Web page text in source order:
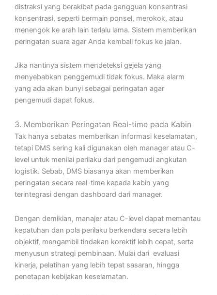
distraksi yang berakibat pada gangguan konsentrasi
konsentrasi, seperti bermain ponsel, merokok, atau
menengok ke arah lain terlalu lama. Sistem memberikan
peringatan suara agar Anda kembali fokus ke jalan.
Jika nantinya sistem mendeteksi gejela yang
menyebabkan penggemudi tidak fokus. Maka alarm
yang ada akan bunyi sebagai peringatan agar
pengemudi dapat fokus.
3. Memberikan Peringatan Real-time pada Kabin
Tak hanya sebatas memberikan informasi keselamatan,
tetapi DMS sering kali digunakan oleh manager atau C-
level untuk menilai perilaku dari pengemudi angkutan
logistik. Sebab, DMS biasanya akan memberikan
peringatan secara real-time kepada kabin yang
terintegrasi dengan dashboard dari manager.
Dengan demikian, manajer atau C-level dapat memantau
kepatuhan dan pola perilaku berkendara secara lebih
objektif, mengambil tindakan korektif lebih cepat, serta
menyusun strategi pembinaan. Mulai dari evaluasi
kinerja, pelatihan yang lebih tepat sasaran, hingga
penetapan kebijakan keselamatan.